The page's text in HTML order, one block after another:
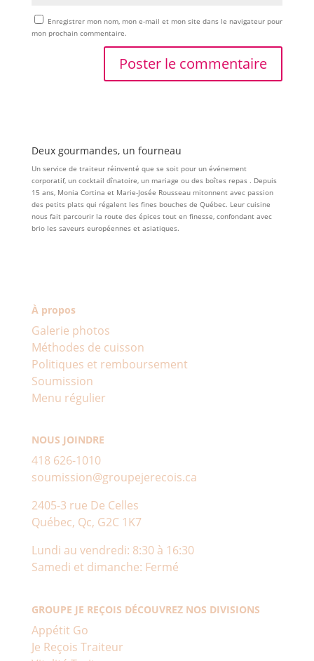
Enregistrer mon nom, mon e-mail et mon site dans le navigateur pour
mon prochain commentaire.
Deux gourmandes, un fourneau
Un service de traiteur réinventé que se soit pour un événement
corporatif, un cocktail dînatoire, un mariage ou des boîtes repas . Depuis
15 ans, Monia Cortina et Marie-Josée Rousseau mitonnent avec passion
des petits plats qui régalent les fines bouches de Québec. Leur cuisine
nous fait parcourir la route des épices tout en finesse, confondant avec
brio les saveurs européennes et asiatiques.
À propos
Galerie photos
Méthodes de cuisson
Politiques et remboursement
Soumission
Menu régulier
NOUS JOINDRE
418 626-1010
soumission@groupejerecois.ca
2405-3 rue De Celles
Québec, Qc, G2C 1K7
Lundi au vendredi: 8:30 à 16:30
Samedi et dimanche: Fermé
GROUPE JE REÇOIS DÉCOUVREZ NOS DIVISIONS
Appétit Go
Je Reçois Traiteur